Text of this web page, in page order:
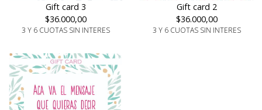
Gift card 3
$36.000,00
3 Y 6 CUOTAS SIN INTERES
Gift card 2
$36.000,00
3 Y 6 CUOTAS SIN INTERES